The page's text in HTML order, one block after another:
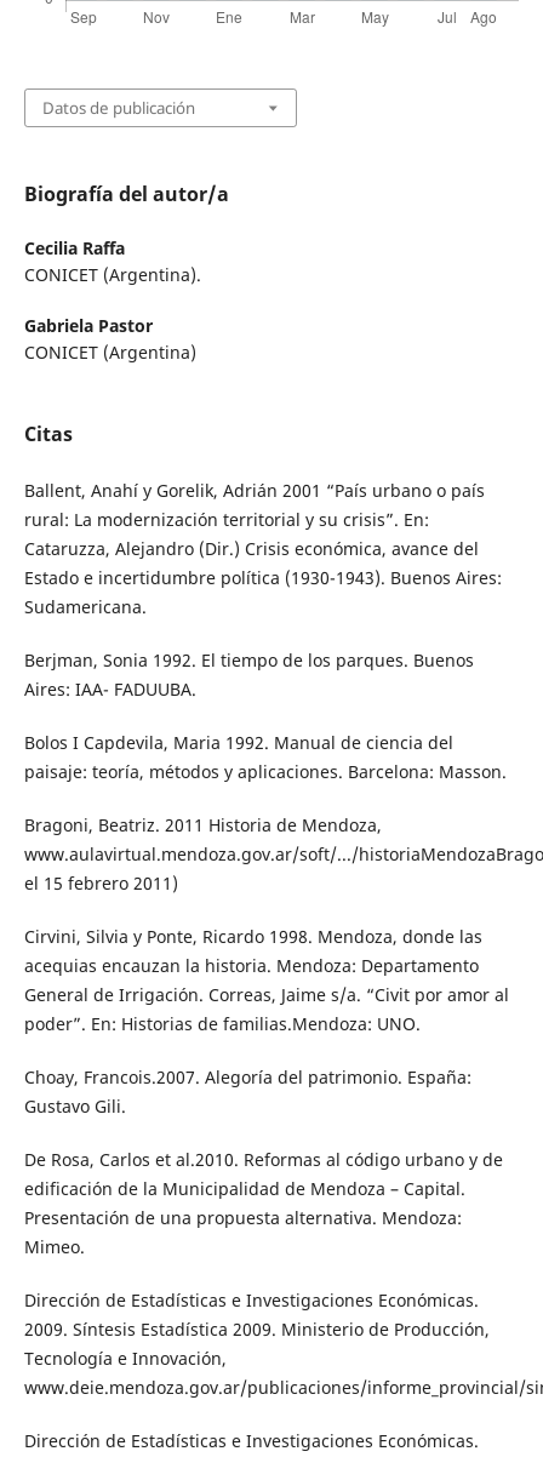
Datos de publicación
Biografía del autor/a
Cecilia Raffa
CONICET (Argentina).
Gabriela Pastor
CONICET (Argentina)
Citas
Ballent, Anahí y Gorelik, Adrián 2001 “País urbano o país
rural: La modernización territorial y su crisis”. En:
Cataruzza, Alejandro (Dir.) Crisis económica, avance del
Estado e incertidumbre política (1930-1943). Buenos Aires:
Sudamericana.
Berjman, Sonia 1992. El tiempo de los parques. Buenos
Aires: IAA- FADUUBA.
Bolos I Capdevila, Maria 1992. Manual de ciencia del
paisaje: teoría, métodos y aplicaciones. Barcelona: Masson.
Bragoni, Beatriz. 2011 Historia de Mendoza,
www.aulavirtual.mendoza.gov.ar/soft/.../
el 15 febrero 2011)
Cirvini, Silvia y Ponte, Ricardo 1998. Mendoza, donde las
acequias encauzan la historia. Mendoza: Departamento
General de Irrigación. Correas, Jaime s/a. “Civit por amor al
poder”. En: Historias de familias.Mendoza: UNO.
Choay, Francois.2007. Alegoría del patrimonio. España:
Gustavo Gili.
De Rosa, Carlos et al.2010. Reformas al código urbano y de
edificación de la Municipalidad de Mendoza – Capital.
Presentación de una propuesta alternativa. Mendoza:
Mimeo.
Dirección de Estadísticas e Investigaciones Económicas.
2009. Síntesis Estadística 2009. Ministerio de Producción,
Tecnología e Innovación,
www.deie.mendoza.gov.ar/publicaciones/informe_provincial/
Dirección de Estadísticas e Investigaciones Económicas.